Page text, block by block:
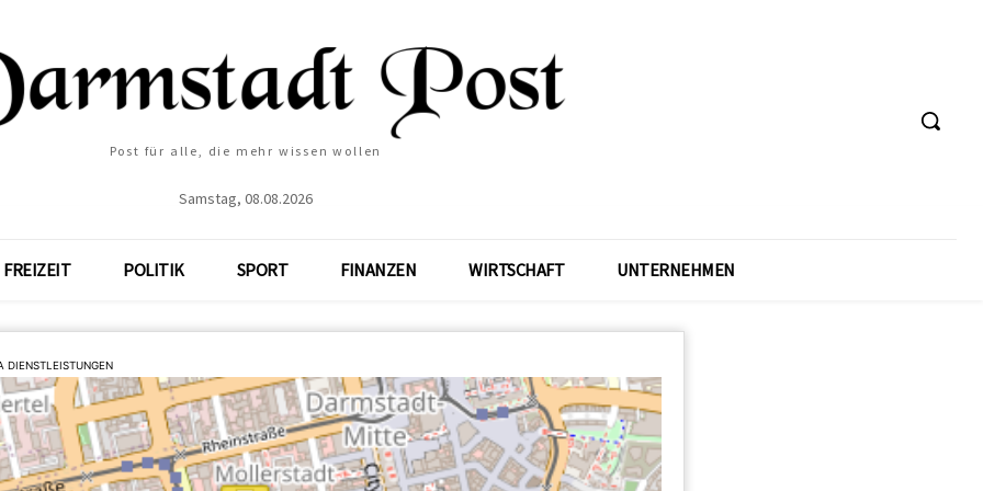
Post für alle, die mehr wissen wollen
Samstag, 08.08.2026
FREIZEIT POLITIK SPORT FINANZEN WIRTSCHAFT UNTERNEHMEN
DIENSTLEISTUNGEN